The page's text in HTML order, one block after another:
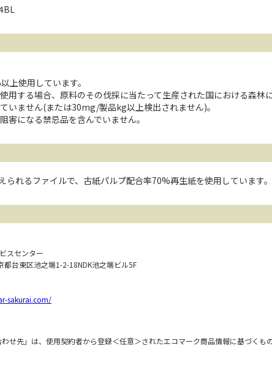
上使用しています。
用する場合、原料のその伐採に当たって生産された国における森林
いません(または30mg/製品kg以上検出されません)。
害になる禁忌品を含んでいません。
られるファイルで、古紙パルプ配合率70%再生紙を使用しています。
スセンター
都台東区池之端1-2-18NDK池之端ビル5F
sakurai.com/
せ先」は、使用契約者から登録＜任意＞されたエコマーク商品情報に基づくもの